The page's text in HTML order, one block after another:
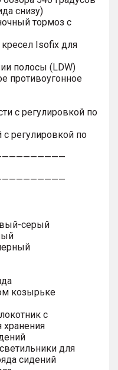
снизу)
тормоз с
Isofix для
полосы (LDW)
противоугонное
с регулировкой по
регулировкой по
серый
козырьке
с
для
сидений